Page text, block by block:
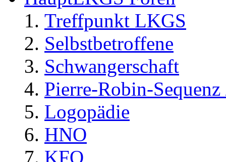
Treffpunkt LKGS
Selbstbetroffene
Schwangerschaft
Pierre-Robin-
Logopädie
HNO
KFO